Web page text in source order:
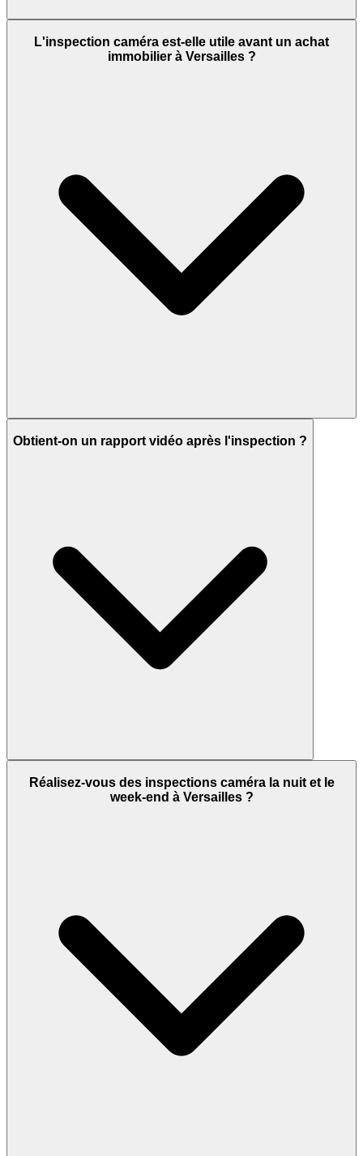
L'inspection caméra est-elle utile avant un achat
immobilier à Versailles ?
Obtient-on un rapport vidéo après l'inspection ?
Réalisez-vous des inspections caméra la nuit et le
week-end à Versailles ?